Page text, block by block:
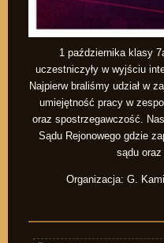
1 października klasy
uczestniczyły w wyjściu
Najpierw braliśmy udział w
umiejętność pracy w
oraz spostrzegawczość.
Sądu Rejonowego gdzie
sądu
Organizacja: G.